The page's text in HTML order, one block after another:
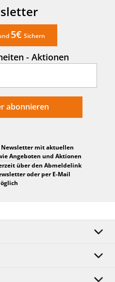
5€ Sichern
- Aktionen
abonnieren
Newsletter mit aktuellen
Angeboten und Aktionen
über den Abmeldelink
oder per E-Mail